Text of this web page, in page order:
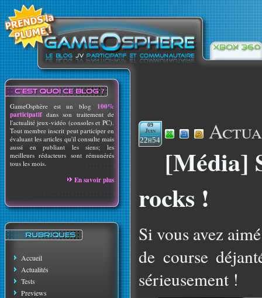
GameOsphère est un blog 100%
participatif dans son traitement de
l'actualité jeux-vidéo (consoles et PC).
Tout membre inscrit peut participer en
évaluant les articles qu'il consulte mais
aussi en publiant les siens; les
meilleurs rédacteurs sont rémunérés
tous les mois.
En savoir plus
Accueil
Actualités
Tests
Previews
09
Juin
22h54
[Média]
rocks !
Si vous avez
de course
sérieusement !